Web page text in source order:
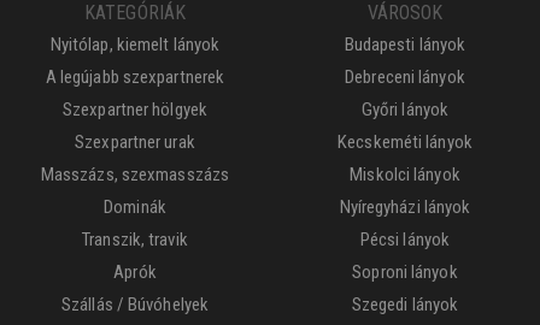
KATEGÓRIÁK
Nyitólap, kiemelt lányok
A legújabb szexpartnerek
Szexpartner hölgyek
Szexpartner urak
Masszázs, szexmasszázs
Dominák
Transzik, travik
Aprók
Szállás / Búvóhelyek
VÁROSOK
Budapesti lányok
Debreceni lányok
Győri lányok
Kecskeméti lányok
Miskolci lányok
Nyíregyházi lányok
Pécsi lányok
Soproni lányok
Szegedi lányok